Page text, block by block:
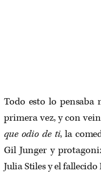
Todo esto lo pensaba
primera vez, y con
que odio de ti, la
Gil Junger y
Julia Stiles y el